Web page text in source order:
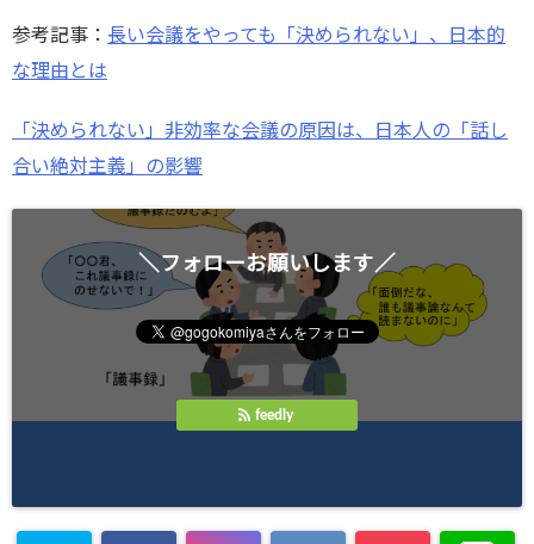
参考記事： 長い会議をやっても「決められない」、日本的
な理由とは
「決められない」非効率な会議の原因は、日本人の「話し
合い絶対主義」の影響
＼フォローお願いします／
feedly